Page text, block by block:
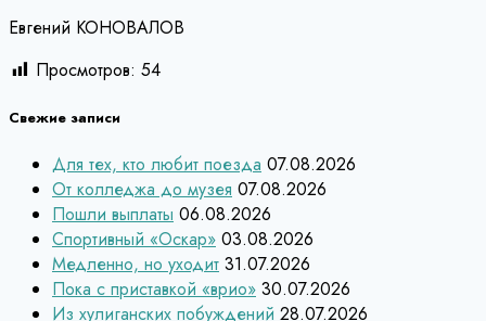
Евгений КОНОВАЛОВ
Просмотров: 54
Свежие записи
Для тех, кто любит поезда 07.08.2026
От колледжа до музея 07.08.2026
Пошли выплаты 06.08.2026
Спортивный «Оскар» 03.08.2026
Медленно, но уходит 31.07.2026
Пока с приставкой «врио» 30.07.2026
Из хулиганских побуждений 28.07.2026